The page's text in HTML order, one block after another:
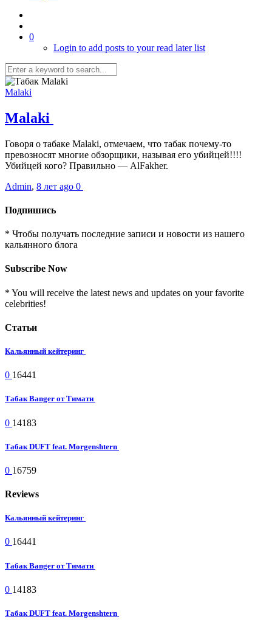
0
Login to add posts to your read later list
Malaki
Malaki
Говоря о табаке Malaki, отмечаем, что табак почему-то
превозносят многие обзорщики, называя его убийцей!!!!
Убийцей кого? Правильно — AlFakher.
Admin, 8 лет ago 0
Подпишись
* Чтобы получать последние записи и новости из нашего
кальянного блога
Subscribe Now
* You will receive the latest news and updates on your favorite
celebrities!
Статьи
Кальянный кейтеринг
0 16441
Табак Banger от Тимати
0 14183
Табак DUFT feat. Morgenshtern
0 16759
Reviews
Кальянный кейтеринг
0 16441
Табак Banger от Тимати
0 14183
Табак DUFT feat. Morgenshtern